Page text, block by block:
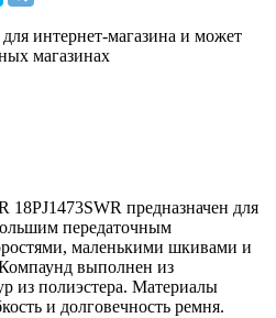
интернет-магазина и может
магазинах
предназначен для
передаточным
маленькими шкивами и
выполнен из
из полиэстера. Материалы
и долговечность ремня.